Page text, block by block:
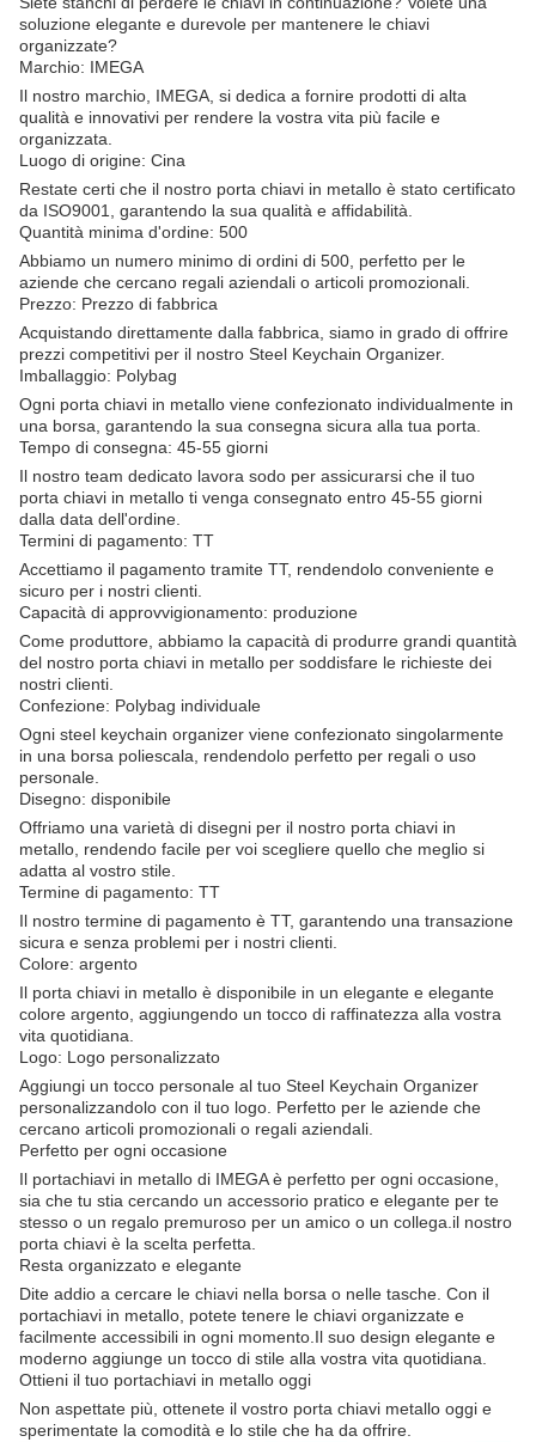
soluzione elegante e durevole per mantenere le chiavi
organizzate?
Marchio: IMEGA
Il nostro marchio, IMEGA, si dedica a fornire prodotti di alta
qualità e innovativi per rendere la vostra vita più facile e
organizzata.
Luogo di origine: Cina
Restate certi che il nostro porta chiavi in metallo è stato certificato
da ISO9001, garantendo la sua qualità e affidabilità.
Quantità minima d'ordine: 500
Abbiamo un numero minimo di ordini di 500, perfetto per le
aziende che cercano regali aziendali o articoli promozionali.
Prezzo: Prezzo di fabbrica
Acquistando direttamente dalla fabbrica, siamo in grado di offrire
prezzi competitivi per il nostro Steel Keychain Organizer.
Imballaggio: Polybag
Ogni porta chiavi in metallo viene confezionato individualmente in
una borsa, garantendo la sua consegna sicura alla tua porta.
Tempo di consegna: 45-55 giorni
Il nostro team dedicato lavora sodo per assicurarsi che il tuo
porta chiavi in metallo ti venga consegnato entro 45-55 giorni
dalla data dell'ordine.
Termini di pagamento: TT
Accettiamo il pagamento tramite TT, rendendolo conveniente e
sicuro per i nostri clienti.
Capacità di approvvigionamento: produzione
Come produttore, abbiamo la capacità di produrre grandi quantità
del nostro porta chiavi in metallo per soddisfare le richieste dei
nostri clienti.
Confezione: Polybag individuale
Ogni steel keychain organizer viene confezionato singolarmente
in una borsa poliescala, rendendolo perfetto per regali o uso
personale.
Disegno: disponibile
Offriamo una varietà di disegni per il nostro porta chiavi in
metallo, rendendo facile per voi scegliere quello che meglio si
adatta al vostro stile.
Termine di pagamento: TT
Il nostro termine di pagamento è TT, garantendo una transazione
sicura e senza problemi per i nostri clienti.
Colore: argento
Il porta chiavi in metallo è disponibile in un elegante e elegante
colore argento, aggiungendo un tocco di raffinatezza alla vostra
vita quotidiana.
Logo: Logo personalizzato
Aggiungi un tocco personale al tuo Steel Keychain Organizer
personalizzandolo con il tuo logo. Perfetto per le aziende che
cercano articoli promozionali o regali aziendali.
Perfetto per ogni occasione
Il portachiavi in metallo di IMEGA è perfetto per ogni occasione,
sia che tu stia cercando un accessorio pratico e elegante per te
stesso o un regalo premuroso per un amico o un collega.il nostro
porta chiavi è la scelta perfetta.
Resta organizzato e elegante
Dite addio a cercare le chiavi nella borsa o nelle tasche. Con il
portachiavi in metallo, potete tenere le chiavi organizzate e
facilmente accessibili in ogni momento.Il suo design elegante e
moderno aggiunge un tocco di stile alla vostra vita quotidiana.
Ottieni il tuo portachiavi in metallo oggi
Non aspettate più, ottenete il vostro porta chiavi metallo oggi e
sperimentate la comodità e lo stile che ha da offrire.